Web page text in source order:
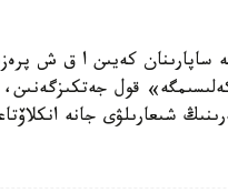
ساپارىنان كەيىن ا ق ش
قول
شىعارىلۋى جانە